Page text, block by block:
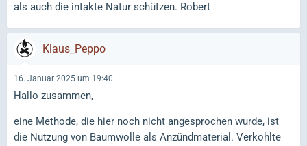
als auch die intakte Natur schützen. Robert
Klaus_Peppo
16. Januar 2025 um 19:40
Hallo zusammen,
eine Methode, die hier noch nicht angesprochen wurde, ist
die Nutzung von Baumwolle als Anzündmaterial. Verkohlte